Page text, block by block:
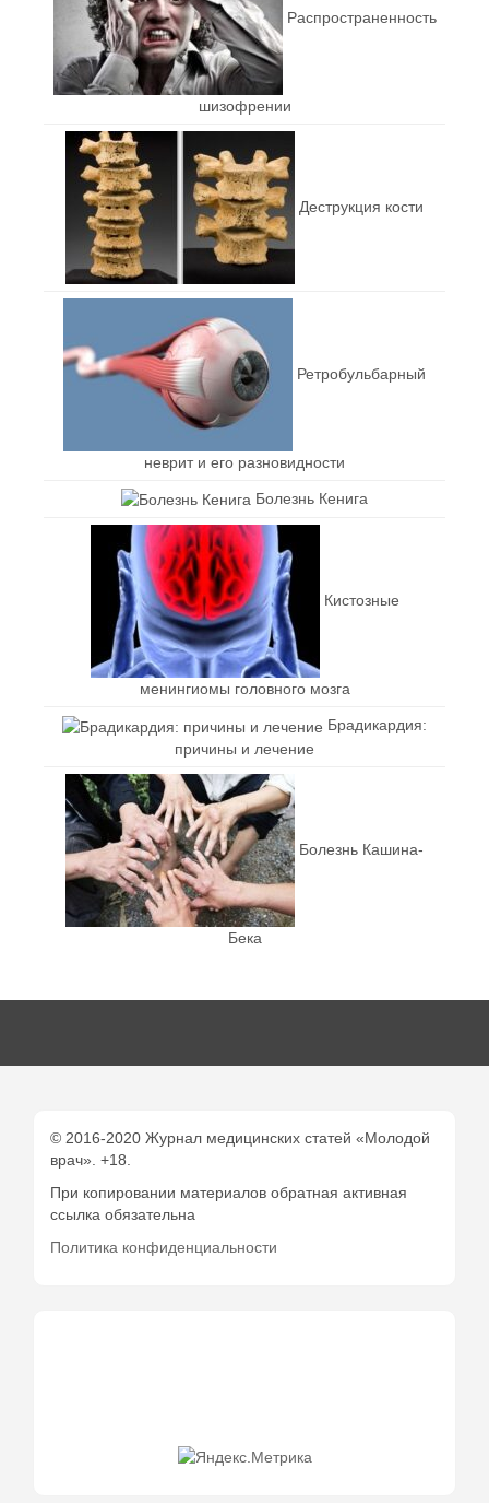
Распространенность
шизофрении
Деструкция кости
Ретробульбарный
неврит и его разновидности
Болезнь Кенига
Кистозные
менингиомы головного мозга
Брадикардия:
причины и лечение
Болезнь Кашина-
Бека
© 2016-2020 Журнал медицинских статей «Молодой
врач». +18.
При копировании материалов обратная активная
ссылка обязательна
Политика конфиденциальности